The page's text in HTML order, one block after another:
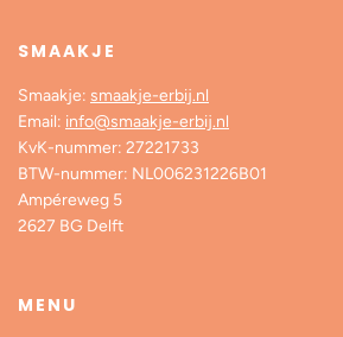
SMAAKJE
Smaakje: smaakje-erbij.nl
Email: info@smaakje-erbij.nl
KvK-nummer: 27221733
BTW-nummer: NL006231226B01
Ampéreweg 5
2627 BG Delft
MENU